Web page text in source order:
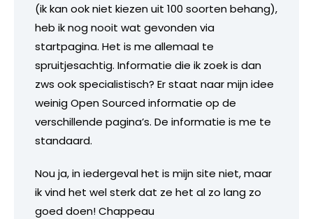
(ik kan ook niet kiezen uit 100 soorten behang),
heb ik nog nooit wat gevonden via
startpagina. Het is me allemaal te
spruitjesachtig. Informatie die ik zoek is dan
zws ook specialistisch? Er staat naar mijn idee
weinig Open Sourced informatie op de
verschillende pagina’s. De informatie is me te
standaard.
Nou ja, in iedergeval het is mijn site niet, maar
ik vind het wel sterk dat ze het al zo lang zo
goed doen! Chappeau